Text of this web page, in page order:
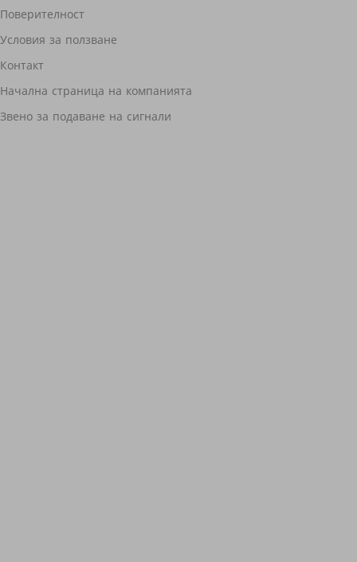
Поверителност
Условия за ползване
Контакт
Начална страница на компанията
Звено за подаване на сигнали